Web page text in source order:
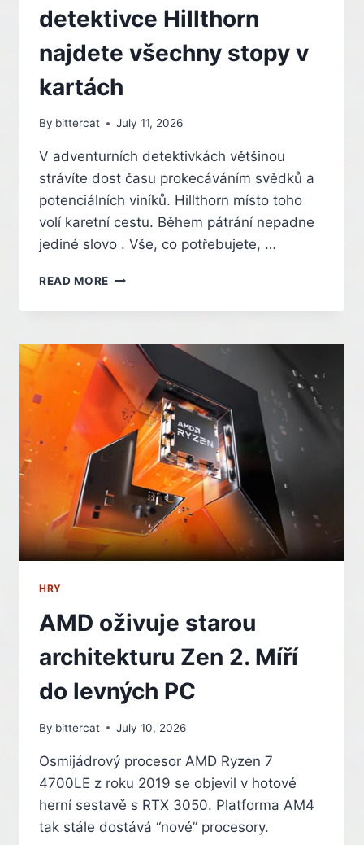
GUILD
detektivce Hillthorn
najdete všechny stopy v
kartách
By bittercat July 11, 2026
V adventurních detektivkách většinou
strávíte dost času prokecáváním svědků a
potenciálních viníků. Hillthorn místo toho
volí karetní cestu. Během pátrání nepadne
jediné slovo . Vše, co potřebujete, …
READ MORE VYŠETŘOVÁNÍ
BEZ
SLOVA.
V
DETEKTIVCE
HILLTHORN
NAJDETE
VŠECHNY
STOPY
KARTÁCH
HRY
AMD oživuje starou
architekturu Zen 2. Míří
do levných PC
By bittercat July 10, 2026
Osmijádrový procesor AMD Ryzen 7
4700LE z roku 2019 se objevil v hotové
herní sestavě s RTX 3050. Platforma AM4
tak stále dostává “nové” procesory.